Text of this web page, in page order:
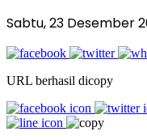
Sabtu, 23 Desember
URL berhasil dicopy